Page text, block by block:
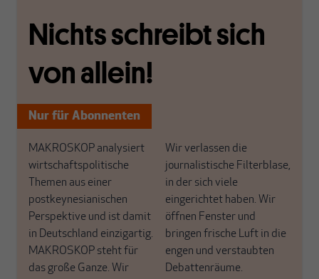
Nichts schreibt sich
von allein!
Nur für Abonnenten
MAKROSKOP analysiert
wirtschaftspolitische
Themen aus einer
postkeynesianischen
Perspektive und ist damit
in Deutschland einzigartig.
MAKROSKOP steht für
das große Ganze. Wir
Wir verlassen die
journalistische Filterblase,
in der sich viele
eingerichtet haben. Wir
öffnen Fenster und
bringen frische Luft in die
engen und verstaubten
Debattenräume.